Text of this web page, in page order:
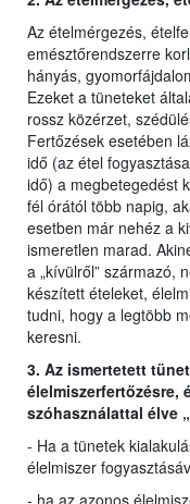
Az ételmérgezés,
emésztőrendszerre
hányás,
Ezeket a tüneteket
rossz közérzet,
Fertőzések esetében
idő (az étel
idő) a megbetegedést
fél órától több napig,
esetben már nehéz a
ismeretlen marad.
a „kívülről” származó,
készített ételeket,
tudni, hogy a legtöbb
keresni.
3. Az ismertetett
élelmiszerfertőzésre,
szóhasználattal élve
- Ha a tünetek
élelmiszer